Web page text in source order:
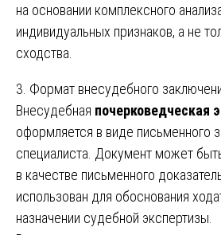
на основании комплексного
индивидуальных признаков, а не
сходства.
3. Формат внесудебного
Внесудебная почерковедческая
оформляется в виде письменного
специалиста. Документ может
в качестве письменного
использован для обоснования
назначении судебной экспертизы.